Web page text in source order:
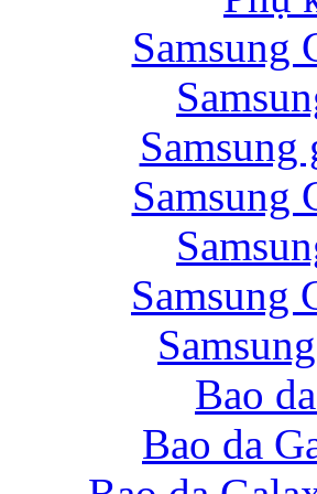
Bao da Samsung
Bao da Galaxy
Nắp lưng Samsung
Samsung
Samsung
Samsung
Bao
Bao da